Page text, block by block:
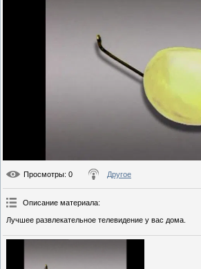
Просмотры: 0 Другое
Описание материала:
Лучшее развлекательное телевидение у вас дома.